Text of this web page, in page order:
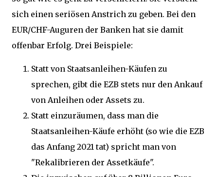
sich einen seriösen Anstrich zu geben. Bei den
EUR/CHF-Auguren der Banken hat sie damit
offenbar Erfolg. Drei Beispiele:
Statt von Staatsanleihen-Käufen zu
sprechen, gibt die EZB stets nur den Ankauf
von Anleihen oder Assets zu.
Statt einzuräumen, dass man die
Staatsanleihen-Käufe erhöht (so wie die EZB
das Anfang 2021 tat) spricht man von
"Rekalibrieren der Assetkäufe".